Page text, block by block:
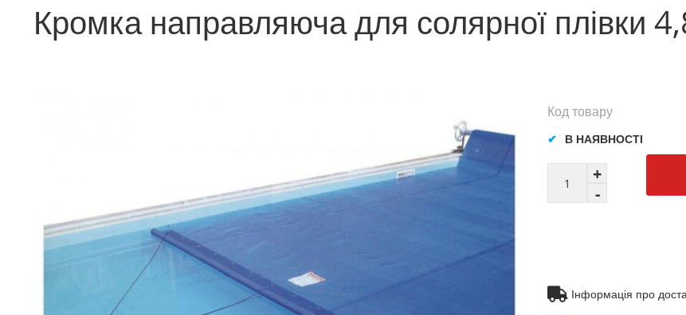
Кромка направляюча для солярної плівки
В НАЯВНОСТІ
Код товару
Інформація про